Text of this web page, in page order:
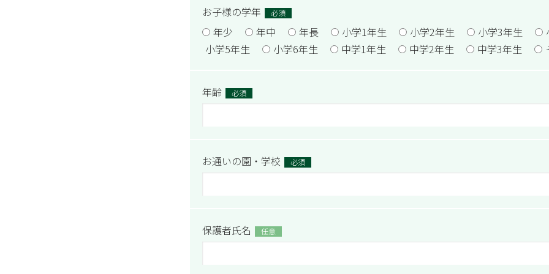
お子様の学年 必須
年少 年中 年長 小学1年生 小学2年生 小学3年生
小学5年生
小学6年生 中学1年生 中学2年生 中学3年生
年齢 必須
お通いの園・学校 必須
保護者氏名 任意